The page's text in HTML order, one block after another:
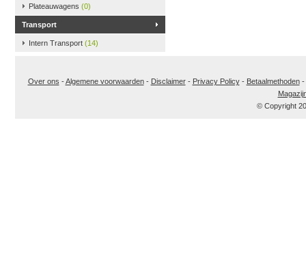
Plateauwagens (0)
Transport
Intern Transport (14)
Over ons -Algemene voorwaarden- Disclaimer- Privacy Policy- Betaalmethoden-
© Copyright